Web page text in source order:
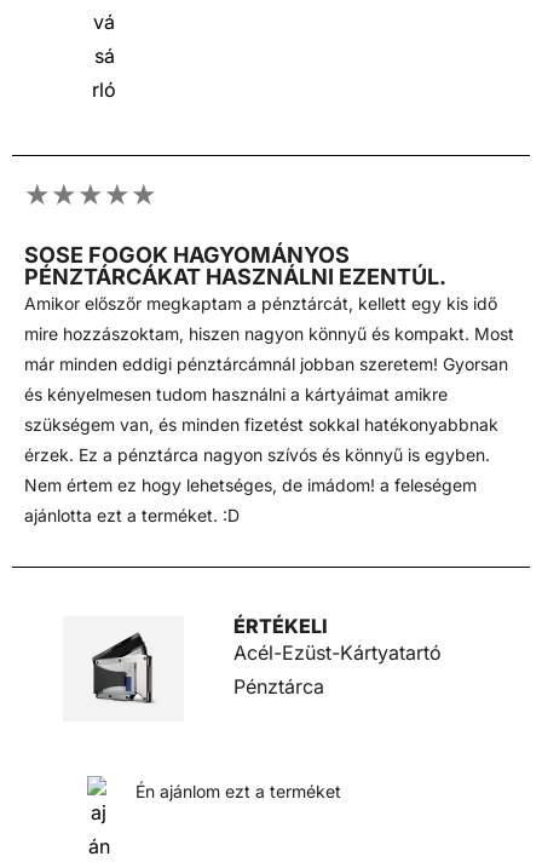
★★★★★
SOSE FOGOK HAGYOMÁNYOS
PÉNZTÁRCÁKAT HASZNÁLNI EZENTÚL.
Amikor előszőr megkaptam a pénztárcát, kellett egy kis idő
mire hozzászoktam, hiszen nagyon könnyű és kompakt. Most
már minden eddigi pénztárcámnál jobban szeretem! Gyorsan
és kényelmesen tudom használni a kártyáimat amikre
szükségem van, és minden fizetést sokkal hatékonyabbnak
érzek. Ez a pénztárca nagyon szívós és könnyű is egyben.
Nem értem ez hogy lehetséges, de imádom! a feleségem
ajánlotta ezt a terméket. :D
ÉRTÉKELI
Acél-Ezüst-Kártyatartó
Pénztárca
Én ajánlom ezt a terméket